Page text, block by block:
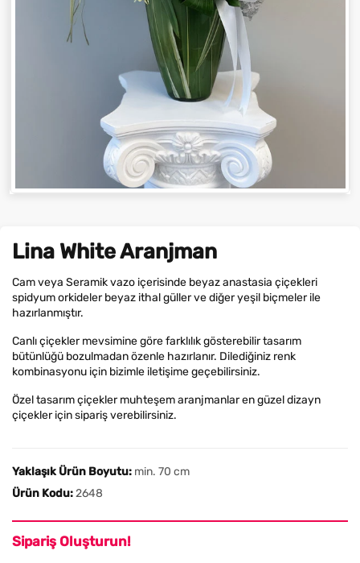
Lina White Aranjman
Cam veya Seramik vazo içerisinde beyaz anastasia çiçekleri
spidyum orkideler beyaz ithal güller ve diğer yeşil biçmeler ile
hazırlanmıştır.
Canlı çiçekler mevsimine göre farklılık gösterebilir tasarım
bütünlüğü bozulmadan özenle hazırlanır. Dilediğiniz renk
kombinasyonu için bizimle iletişime geçebilirsiniz.
Özel tasarım çiçekler muhteşem aranjmanlar en güzel dizayn
çiçekler için sipariş verebilirsiniz.
Yaklaşık Ürün Boyutu: min. 70 cm
Ürün Kodu:2648
Sipariş Oluşturun!